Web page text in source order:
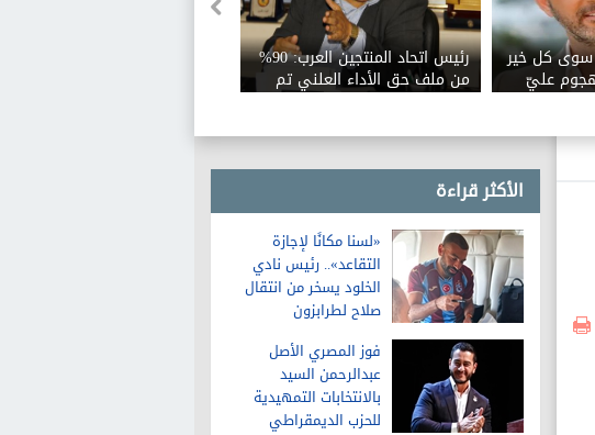
وائل جسار: لم أقل سوى كل خير
عن عمرو دياب.. والهجوم عليّ
بسبب اجتزاء تصريحاتي
من ملف حق الأداء العلني تم
الاتفاق عليه
الأكثر قراءة
«لسنا مكانًا لإجازة
التقاعد».. رئيس نادي
الخلود يسخر من انتقال
صلاح لطرابزون
فوز المصري الأصل
عبدالرحمن السيد
بالانتخابات التمهيدية
للحزب الديمقراطي